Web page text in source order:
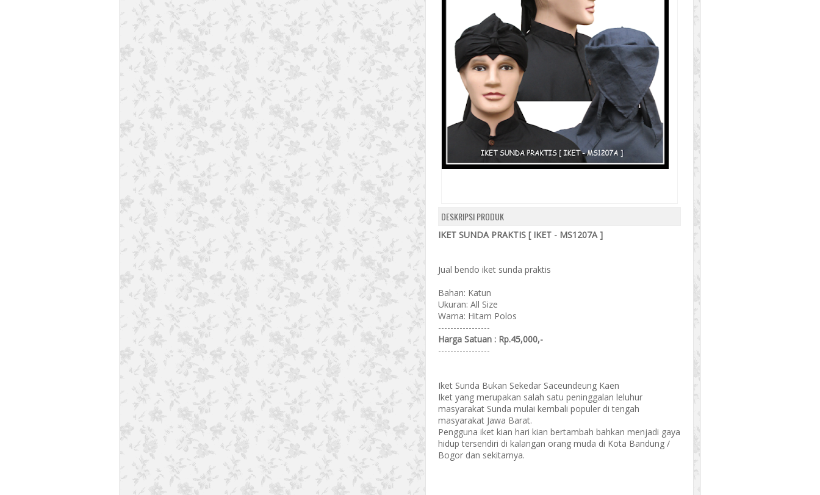
DESKRIPSI PRODUK
IKET SUNDA PRAKTIS [ IKET - MS1207A ]
Jual bendo iket sunda praktis
Bahan: Katun
Ukuran: All Size
Warna: Hitam Polos
-----------------
Harga Satuan : Rp.45,000,-
-----------------
Iket Sunda Bukan Sekedar Saceundeung Kaen
Iket yang merupakan salah satu peninggalan leluhur
masyarakat Sunda mulai kembali populer di tengah
masyarakat Jawa Barat.
Pengguna iket kian hari kian bertambah bahkan menjadi gaya
hidup tersendiri di kalangan orang muda di Kota Bandung /
Bogor dan sekitarnya.